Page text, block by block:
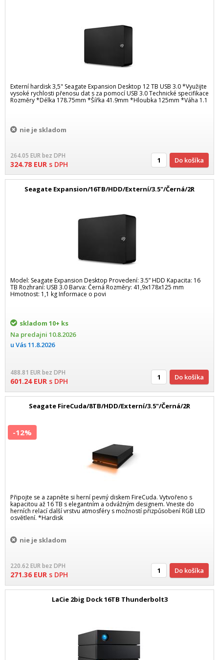
Externí hardisk 3,5" Seagate Expansion Desktop 12 TB USB 3.0 *Využijte
vysoké rychlosti přenosu dat s za pomocí USB 3.0 Technické specifikace
Rozměry *Délka 178.75mm *Šířka 41.9mm *Hloubka 125mm *Váha 1.1
nie je skladom
264.05 EURbez DPH
324.78 EUR s DPH Do košíka
Seagate Expansion/16TB/HDD/Externí/3.5"/Černá/2R
Model: Seagate Expansion Desktop Provedení: 3.5” HDD Kapacita: 16
TB Rozhraní: USB 3.0 Barva: Černá Rozměry: 41,9x178x125 mm
Hmotnost: 1,1 kg Informace o povi
skladom 10+ ks
Na predajni 10.8.2026
u Vás11.8.2026
488.81 EURbez DPH
601.24EUR s DPH Do košíka
Seagate FireCuda/8TB/HDD/Externí/3.5"/Černá/2R
Připojte se a zapněte si herní pevný diskem FireCuda. Vytvořeno s
kapacitou až 16 TB s elegantním a odvážným designem. Vneste do
herních relací další vrstvu atmosféry s možností přizpůsobení RGB LED
osvětlení. *Hardisk
nie je skladom
220.62EURbez DPH
271.36 EUR s DPH
-12%
Do košíka
LaCie 2big Dock 16TB Thunderbolt3